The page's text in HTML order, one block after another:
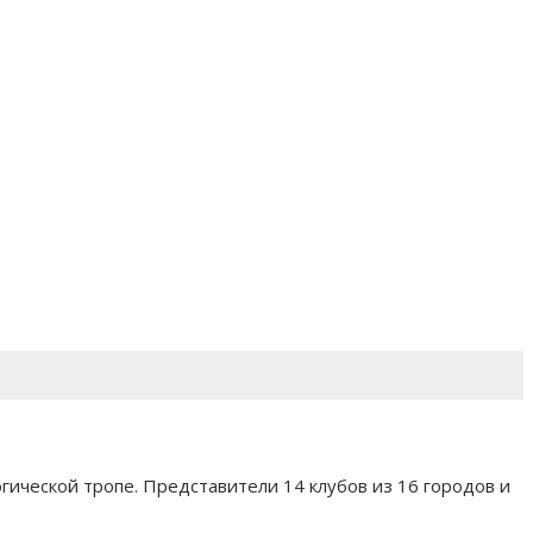
тропе. Представители 14 клубов из 16 городов и